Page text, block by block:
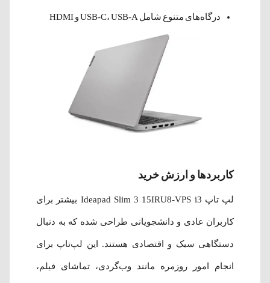
درگاه‌های متنوع شامل USB-C، USB-A و HDMI
کاربردها و ارزش خرید
لپ‌ تاپ Ideapad Slim 3 15IRU8-VPS i3 بیشتر برای
کاربران عادی و دانشجویانی طراحی شده که به دنبال
دستگاهی سبک و اقتصادی هستند. این لپ‌تاپ برای
انجام امور روزمره مانند وب‌گردی، تماشای فیلم،